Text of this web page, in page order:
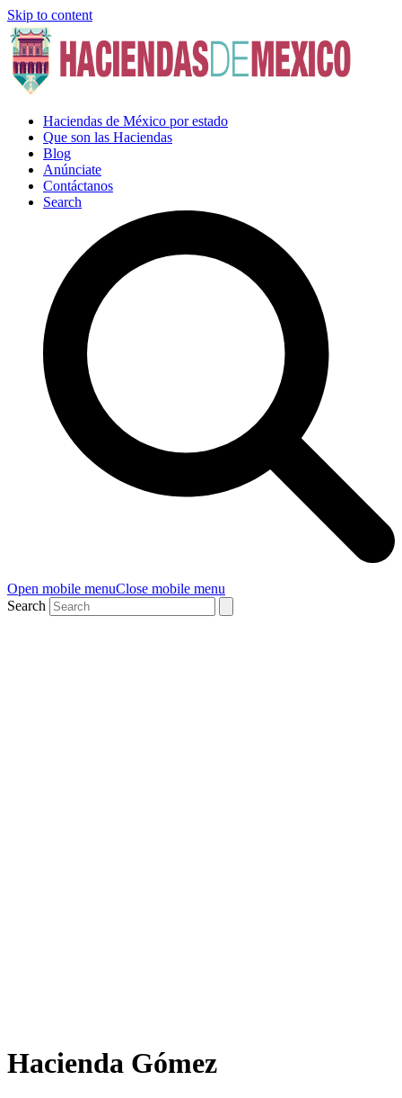
Skip to content
Haciendas de México por estado
Que son las Haciendas
Blog
Anúnciate
Contáctanos
Search
Open mobile menuClose mobile menu
Search
Hacienda Gómez